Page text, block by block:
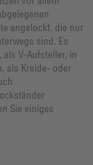
angelockt, die nur
sind. Es
V-Aufsteller, in
als Kreide- oder
Sie einiges